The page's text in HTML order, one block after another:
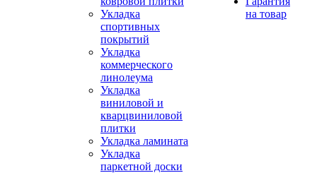
Укладка
спортивных
покрытий
Укладка
коммерческого
линолеума
Укладка
виниловой и
кварцвиниловой
плитки
Укладка ламината
Укладка
паркетной доски
на товар